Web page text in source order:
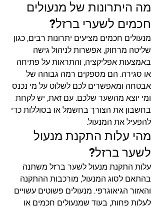
מה היתרונות של מנעולים
חכמים לשערי ברזל?
מנעולים חכמים מציעים יתרונות רבים, כגון
שליטה מרחוק, אפשרות לניהול גישה
באמצעות אפליקציה, והתראות על פתיחה
או סגירה. הם מספקים רמה גבוהה של
אבטחה ומאפשרים לכם לשלוט על מי נכנס
ומי יוצא מהשער שלכם. עם זאת, יש לקחת
בחשבון את הצורך בחשמל או בסוללות כדי
להפעיל את המנעול.
מהי עלות התקנת מנעול
לשער ברזל?
עלות התקנת מנעול לשער ברזל משתנה
בהתאם לסוג המנעול, מורכבות ההתקנה
והאזור הגיאוגרפי. מנעולים פשוטים עשויים
לעלות פחות, בעוד שמנעולים חכמים או